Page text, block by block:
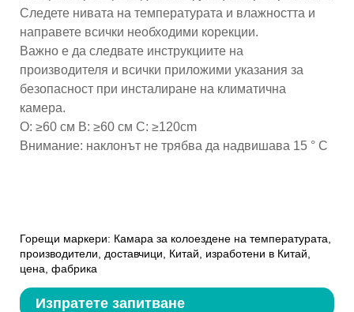
Следете нивата на температурата и влажността и
направете всички необходими корекции.
Важно е да следвате инструкциите на
производителя и всички приложими указания за
безопасност при инсталиране на климатична
камера.
О: ≥60 см В: ≥60 см С: ≥120cm
Внимание: наклонът не трябва да надвишава 15 ° C
Горещи маркери: Камара за колоездене на температурата,
производители, доставчици, Китай, изработени в Китай,
цена, фабрика
Изпратете запитване